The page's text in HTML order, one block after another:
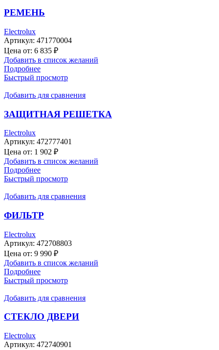
РЕМЕНЬ
Electrolux
Артикул: 471770004
Цена от: 6 835 ₽
Добавить в список желаний
Подробнее
Быстрый просмотр
Добавить для сравнения
ЗАЩИТНАЯ РЕШЕТКА
Electrolux
Артикул: 472777401
Цена от: 1 902 ₽
Добавить в список желаний
Подробнее
Быстрый просмотр
Добавить для сравнения
ФИЛЬТР
Electrolux
Артикул: 472708803
Цена от: 9 990 ₽
Добавить в список желаний
Подробнее
Быстрый просмотр
Добавить для сравнения
СТЕКЛО ДВЕРИ
Electrolux
Артикул: 472740901